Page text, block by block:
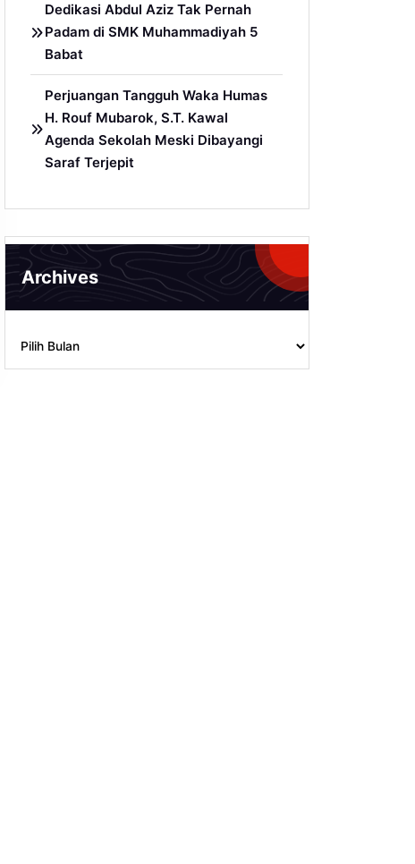
Dedikasi Abdul Aziz Tak Pernah
Padam di SMK Muhammadiyah 5
Babat
Perjuangan Tangguh Waka Humas
H. Rouf Mubarok, S.T. Kawal
Agenda Sekolah Meski Dibayangi
Saraf Terjepit
Archives